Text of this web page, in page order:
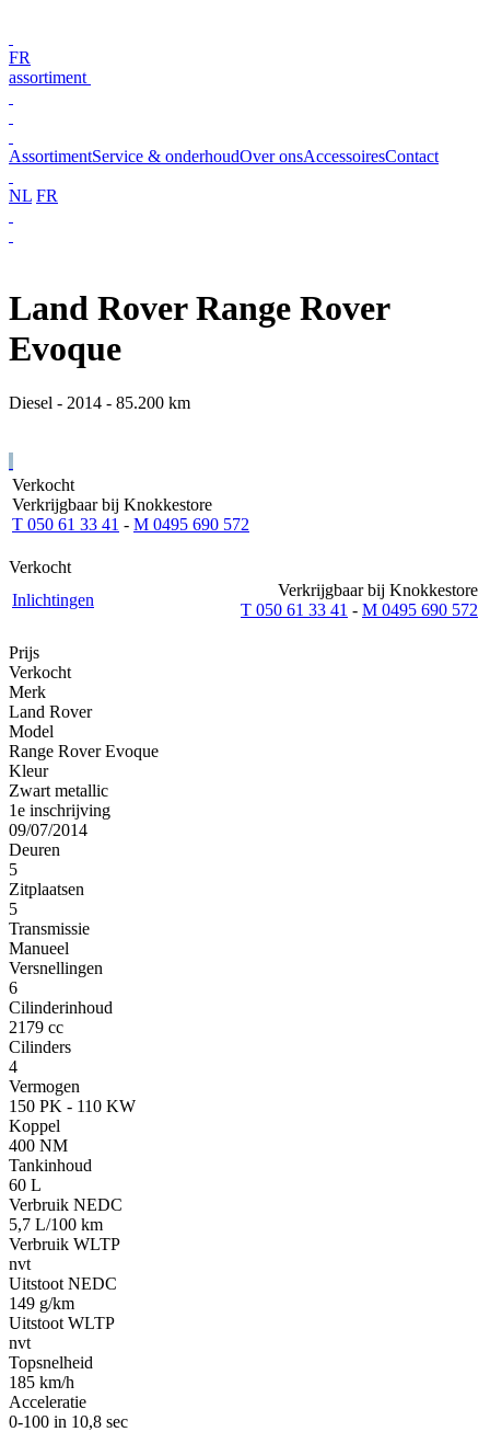
FR
assortiment
AssortimentService & onderhoudOver onsAccessoiresContact
NL FR
Land Rover Range Rover
Evoque
Diesel - 2014 - 85.200 km
Verkocht
Verkrijgbaar bij Knokkestore
T 050 61 33 41 - M 0495 690 572
Verkocht
Inlichtingen
Verkrijgbaar bij Knokkestore
T 050 61 33 41 - M 0495 690 572
Prijs
Verkocht
Merk
Land Rover
Model
Range Rover Evoque
Kleur
Zwart metallic
1e inschrijving
09/07/2014
Deuren
5
Zitplaatsen
5
Transmissie
Manueel
Versnellingen
6
Cilinderinhoud
2179 cc
Cilinders
4
Vermogen
150 PK - 110 KW
Koppel
400 NM
Tankinhoud
60 L
Verbruik NEDC
5,7 L/100 km
Verbruik WLTP
nvt
Uitstoot NEDC
149 g/km
Uitstoot WLTP
nvt
Topsnelheid
185 km/h
Acceleratie
0-100 in 10,8 sec